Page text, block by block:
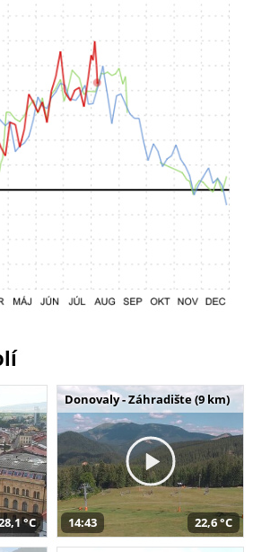
°C
Donovaly - Záhradište (9 km)
14:43 22,6 °C